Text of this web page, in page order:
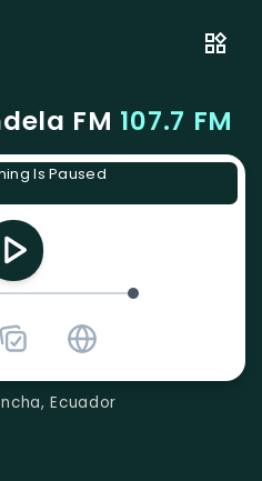
FM 107.7 FM
Is Paused
Ecuador